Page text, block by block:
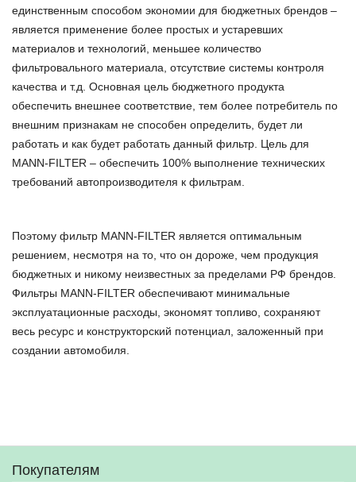
единственным способом экономии для бюджетных брендов –
является применение более простых и устаревших
материалов и технологий, меньшее количество
фильтровального материала, отсутствие системы контроля
качества и т.д. Основная цель бюджетного продукта
обеспечить внешнее соответствие, тем более потребитель по
внешним признакам не способен определить, будет ли
работать и как будет работать данный фильтр. Цель для
MANN-FILTER – обеспечить 100% выполнение технических
требований автопроизводителя к фильтрам.
Поэтому фильтр MANN-FILTER является оптимальным
решением, несмотря на то, что он дороже, чем продукция
бюджетных и никому неизвестных за пределами РФ брендов.
Фильтры MANN-FILTER обеспечивают минимальные
эксплуатационные расходы, экономят топливо, сохраняют
весь ресурс и конструкторский потенциал, заложенный при
создании автомобиля.
Покупателям